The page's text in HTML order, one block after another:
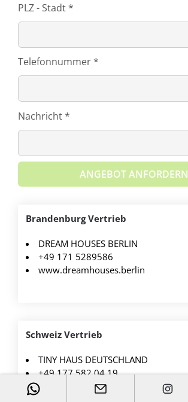
PLZ - Stadt *
Telefonnummer *
Nachricht *
ANGEBOT ANFORDERN
Brandenburg Vertrieb
DREAM HOUSES BERLIN
+49 171 5289586
www.dreamhouses.berlin
Schweiz Vertrieb
TINY HAUS DEUTSCHLAND
+49 177 582 04 19
www.tinyhausdeutschland.com